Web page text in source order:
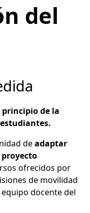
del
principio de la
deadaptar
ofrecidos por
de movilidad
docente del